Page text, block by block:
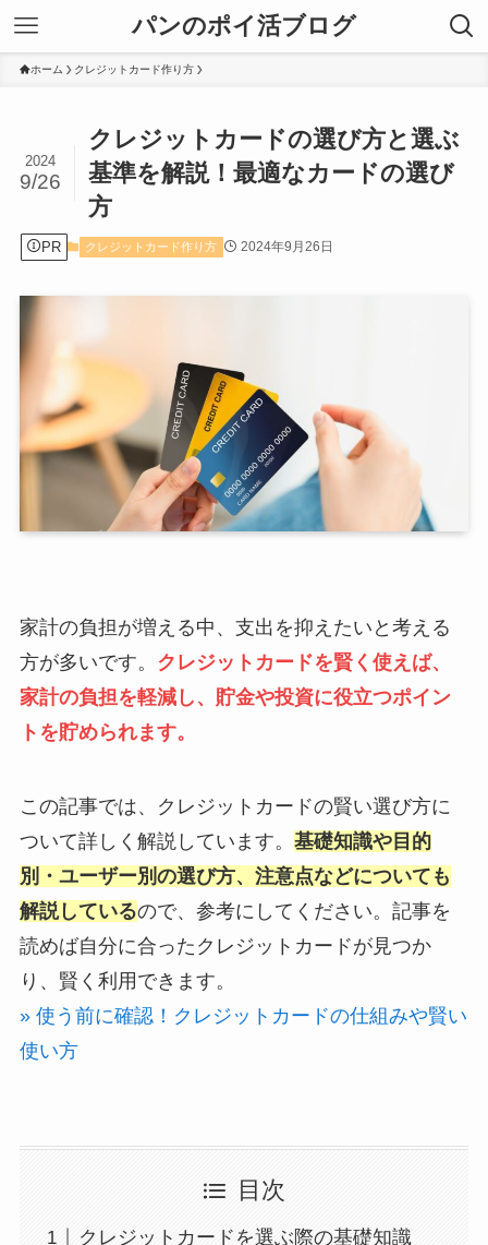
パンのポイ活ブログ
ホーム クレジットカード作り方
クレジットカードの選び方と選ぶ
基準を解説！最適なカードの選び
方
2024
9/26
PR クレジットカード作り方 2024年9月26日
家計の負担が増える中、支出を抑えたいと考える
方が多いです。 クレジットカードを賢く使えば、
家計の負担を軽減し、貯金や投資に役立つポイン
トを貯められます。
この記事では、クレジットカードの賢い選び方に
ついて詳しく解説しています。 基礎知識や目的
別・ユーザー別の選び方、注意点などについても
解説しているので、参考にしてください。記事を
読めば自分に合ったクレジットカードが見つか
り、賢く利用できます。
» 使う前に確認！クレジットカードの仕組みや賢い
使い方
目次
クレジットカードを選ぶ際の基礎知識